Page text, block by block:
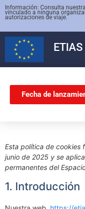
Información: Consulta
vinculado a ninguna
autorizaciones de viaje.
ETIAS
Fecha de
Esta política de cookies
junio de 2025 y se
permanentes del
1. Introducción